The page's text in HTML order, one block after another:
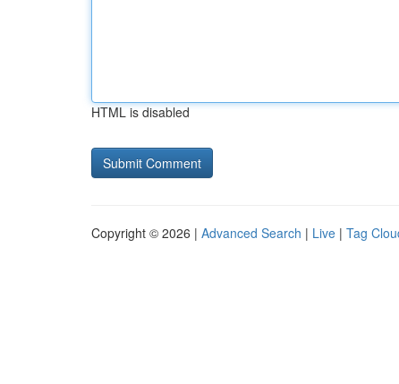
HTML is disabled
Copyright © 2026 | Advanced Search | Live | Tag